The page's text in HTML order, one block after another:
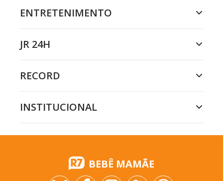
ENTRETENIMENTO
JR 24H
RECORD
INSTITUCIONAL
BEBÊ MAMÃE